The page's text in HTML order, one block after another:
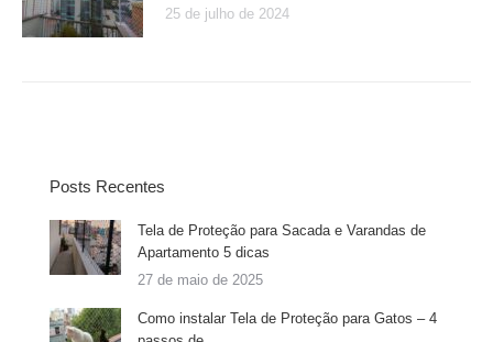
25 de julho de 2024
Posts Recentes
Tela de Proteção para Sacada e Varandas de
Apartamento 5 dicas
27 de maio de 2025
Como instalar Tela de Proteção para Gatos – 4